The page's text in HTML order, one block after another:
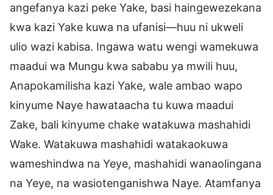
angefanya kazi peke Yake, basi haingewezekana
kwa kazi Yake kuwa na ufanisi—huu ni ukweli
ulio wazi kabisa. Ingawa watu wengi wamekuwa
maadui wa Mungu kwa sababu ya mwili huu,
Anapokamilisha kazi Yake, wale ambao wapo
kinyume Naye hawataacha tu kuwa maadui
Zake, bali kinyume chake watakuwa mashahidi
Wake. Watakuwa mashahidi watakaokuwa
wameshindwa na Yeye, mashahidi wanaolingana
na Yeye, na wasiotenganishwa Naye. Atamfanya